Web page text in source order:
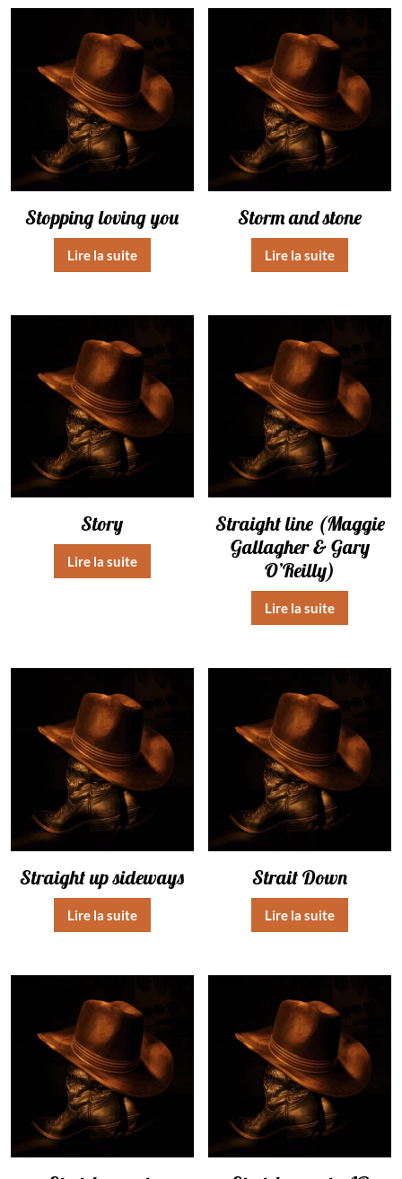
Stopping loving you
Lire la suite
Storm and stone
Lire la suite
Story
Lire la suite
Straight line (Maggie
Gallagher & Gary
O’Reilly)
Lire la suite
Straight up sideways
Lire la suite
Strait Down
Lire la suite